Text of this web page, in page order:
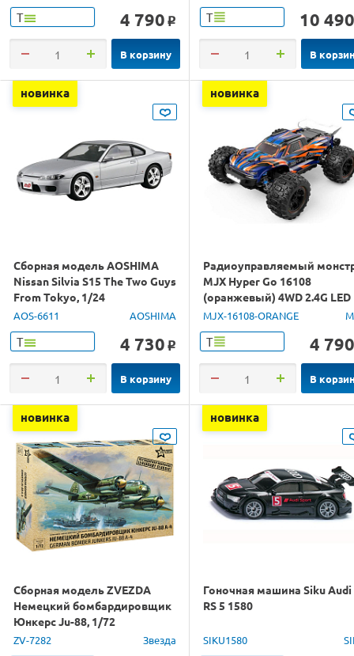
Т 4 790 o
В корзину
Т 10 490
В
новинка
Сборная модель AOSHIMA
Nissan Silvia S15 The Two Guys
From Tokyo, 1/24
AOS-6611 AOSHIMA
Т 4 730 o
В корзину
новинка
Радиоуправляемый
MJX Hyper Go 16108
(оранжевый) 4WD 2.4G LED
1/16 RTR
MJX-16108-ORANGE
Т 4 790
В
новинка
Сборная модель ZVEZDA
Немецкий бомбардировщик
Юнкерс Ju-88, 1/72
ZV-7282 Звезда
новинка
Гоночная машина Siku Audi
RS 5 1580
SIKU1580